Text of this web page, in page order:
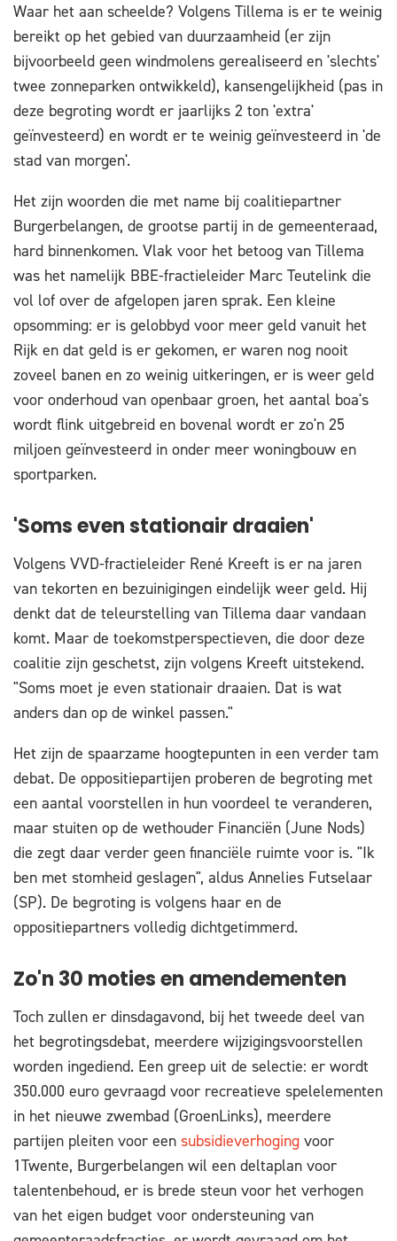
Waar het aan scheelde? Volgens Tillema is er te weinig
bereikt op het gebied van duurzaamheid (er zijn
bijvoorbeeld geen windmolens gerealiseerd en 'slechts'
twee zonneparken ontwikkeld), kansengelijkheid (pas in
deze begroting wordt er jaarlijks 2 ton 'extra'
geïnvesteerd) en wordt er te weinig geïnvesteerd in 'de
stad van morgen'.
Het zijn woorden die met name bij coalitiepartner
Burgerbelangen, de grootse partij in de gemeenteraad,
hard binnenkomen. Vlak voor het betoog van Tillema
was het namelijk BBE-fractieleider Marc Teutelink die
vol lof over de afgelopen jaren sprak. Een kleine
opsomming: er is gelobbyd voor meer geld vanuit het
Rijk en dat geld is er gekomen, er waren nog nooit
zoveel banen en zo weinig uitkeringen, er is weer geld
voor onderhoud van openbaar groen, het aantal boa's
wordt flink uitgebreid en bovenal wordt er zo'n 25
miljoen geïnvesteerd in onder meer woningbouw en
sportparken.
'Soms even stationair draaien'
Volgens VVD-fractieleider René Kreeft is er na jaren
van tekorten en bezuinigingen eindelijk weer geld. Hij
denkt dat de teleurstelling van Tillema daar vandaan
komt. Maar de toekomstperspectieven, die door deze
coalitie zijn geschetst, zijn volgens Kreeft uitstekend.
"Soms moet je even stationair draaien. Dat is wat
anders dan op de winkel passen."
Het zijn de spaarzame hoogtepunten in een verder tam
debat. De oppositiepartijen proberen de begroting met
een aantal voorstellen in hun voordeel te veranderen,
maar stuiten op de wethouder Financiën (June Nods)
die zegt daar verder geen financiële ruimte voor is. "Ik
ben met stomheid geslagen", aldus Annelies Futselaar
(SP). De begroting is volgens haar en de
oppositiepartners volledig dichtgetimmerd.
Zo'n 30 moties en amendementen
Toch zullen er dinsdagavond, bij het tweede deel van
het begrotingsdebat, meerdere wijzigingsvoorstellen
worden ingediend. Een greep uit de selectie: er wordt
350.000 euro gevraagd voor recreatieve spelelementen
in het nieuwe zwembad (GroenLinks), meerdere
partijen pleiten voor een subsidieverhoging voor
1Twente, Burgerbelangen wil een deltaplan voor
talentenbehoud, er is brede steun voor het verhogen
van het eigen budget voor ondersteuning van